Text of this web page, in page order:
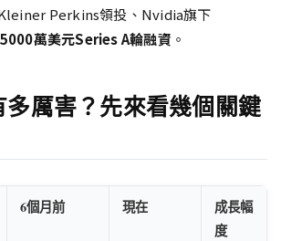
Perkins領投、Nvidia旗下
5000萬美元Series A輪融資 。
厲害？先來看幾個關鍵
6個月前 現在
成長幅
度